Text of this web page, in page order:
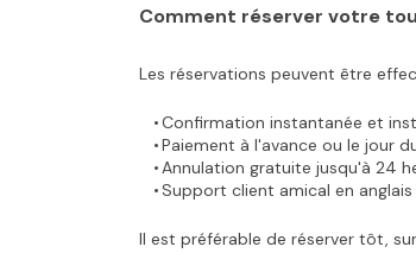
Comment réserver votre
Les réservations peuvent être
Confirmation instantanée et
Paiement à l'avance ou le jour
Annulation gratuite jusqu'à 24
Support client amical en anglais
Il est préférable de réserver tôt,